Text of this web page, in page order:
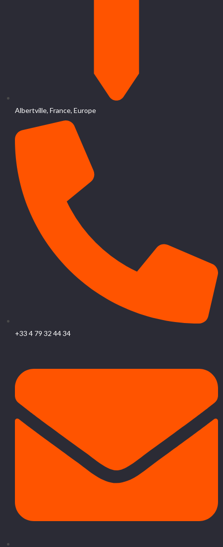
Albertville, France, Europe
+33 4 79 32 44 34